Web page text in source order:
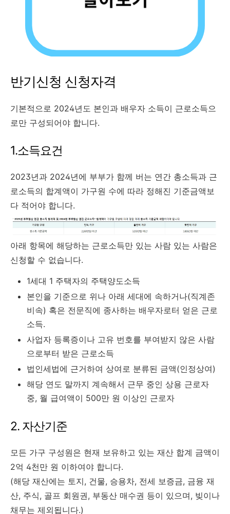
반기신청 신청자격
기본적으로 2024년도 본인과 배우자 소득이 근로소득으
로만 구성되어야 합니다.
1.소득요건
2023년과 2024년에 부부가 함께 버는 연간 총소득과 근
로소득의 합계액이 가구원 수에 따라 정해진 기준금액보
다 적어야 합니다.
아래 항목에 해당하는 근로소득만 있는 사람 있는 사람은
신청할 수 없습니다.
1세대 1 주택자의 주택양도소득
본인을 기준으로 위나 아래 세대에 속하거나(직계존
비속) 혹은 전문직에 종사하는 배우자로터 얻은 근로
소득.
사업자 등록증이나 고유 번호를 부여받지 않은 사람
으로부터 받은 근로소득
법인세법에 근거하여 상여로 분류된 금액(인정상여)
해당 연도 말까지 계속해서 근무 중인 상용 근로자
중, 월 급여액이 500만 원 이상인 근로자
2. 자산기준
모든 가구 구성원은 현재 보유하고 있는 재산 합계 금액이
2억 4천만 원 이하여야 합니다.
(해당 재산에는 토지, 건물, 승용차, 전세 보증금, 금융 재
산, 주식, 골프 회원권, 부동산 매수권 등이 있으며, 빚이나
채무는 제외됩니다.)